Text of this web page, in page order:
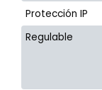
Protección IP
Regulable